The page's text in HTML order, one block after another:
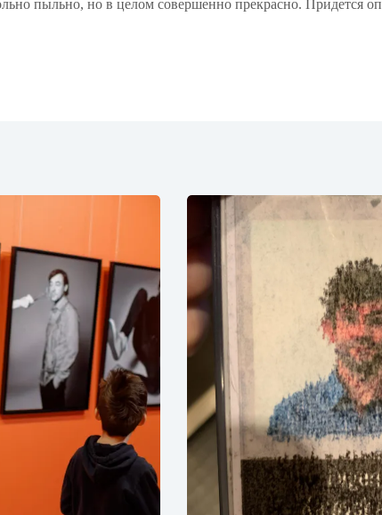
пыльно, но в целом совершенно прекрасно. Придется